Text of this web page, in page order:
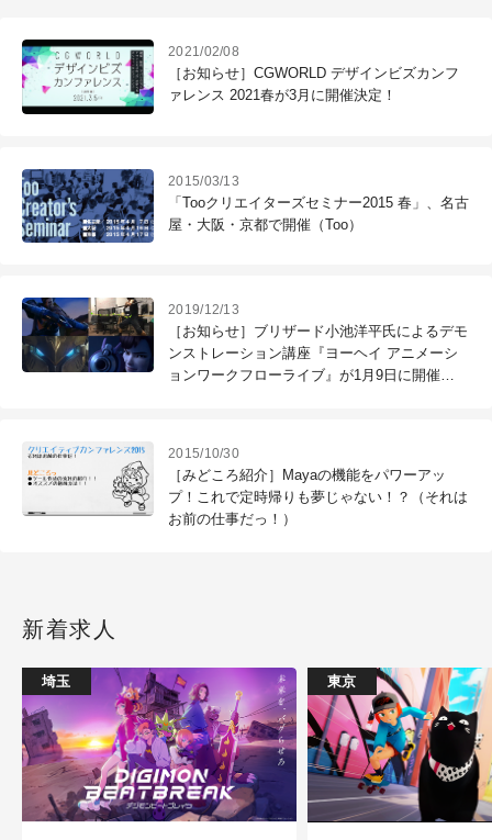
2021/02/08
［お知らせ］CGWORLD デザインビズカンフ
ァレンス 2021春が3月に開催決定！
2015/03/13
「Tooクリエイターズセミナー2015 春」、名古
屋・大阪・京都で開催（Too）
2019/12/13
［お知らせ］ブリザード小池洋平氏によるデモ
ンストレーション講座『ヨーヘイ アニメーシ
ョンワークフローライブ』が1月9日に開催
2015/10/30
［みどころ紹介］Mayaの機能をパワーアッ
プ！これで定時帰りも夢じゃない！？（それは
お前の仕事だっ！）
新着求人
埼玉 東京